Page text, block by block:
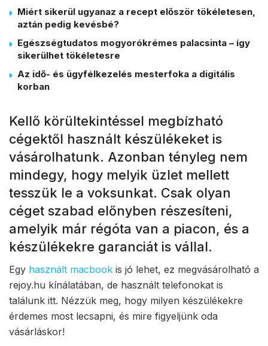
Miért sikerül ugyanaz a recept először tökéletesen,
aztán pedig kevésbé?
Egészségtudatos mogyorókrémes palacsinta – így
sikerülhet tökéletesre
Az idő- és ügyfélkezelés mesterfoka a digitális
korban
Kellő körültekintéssel megbízható
cégektől használt készülékeket is
vásárolhatunk. Azonban tényleg nem
mindegy, hogy melyik üzlet mellett
tesszük le a voksunkat. Csak olyan
céget szabad előnyben részesíteni,
amelyik már régóta van a piacon, és a
készülékekre garanciát is vállal.
Egy használt macbook is jó lehet, ez megvásárolható a
rejoy.hu kínálatában, de használt telefonokat is
találunk itt. Nézzük meg, hogy milyen készülékekre
érdemes most lecsapni, és mire figyeljünk oda
vásárláskor!